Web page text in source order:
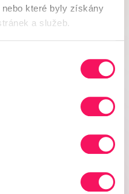
které byly získány
a služeb.
modulů naší platformy
můžete získat také
různých nástrojů
obraz vaší viditelnosti.